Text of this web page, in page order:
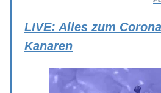
LIVE: Alles zum
Kanaren